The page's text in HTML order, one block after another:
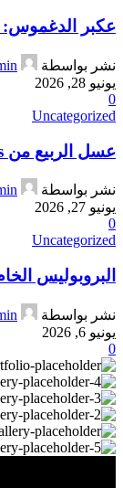
عكبر الدغموس:
نشر بواسطة
يونيو 28, 2026
0
Uncategorized
عسل الربيع من Puratlas: نسمة الطبيعة في كل ملعقة
نشر بواسطة
يونيو 27, 2026
0
Uncategorized
البروبوليس
نشر بواسطة
يونيو 6, 2026
0